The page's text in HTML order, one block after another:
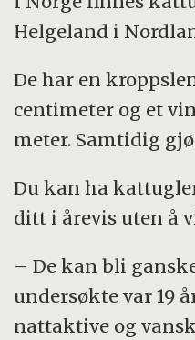
Helgeland i
De har en
centimeter og et
meter. Samtidig
Du kan ha
ditt i årevis uten å
– De kan bli
undersøkte var 19
nattaktive og